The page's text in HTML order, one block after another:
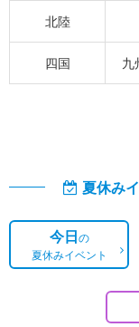
北陸
四国 九
夏休み
今日の
夏休みイベント